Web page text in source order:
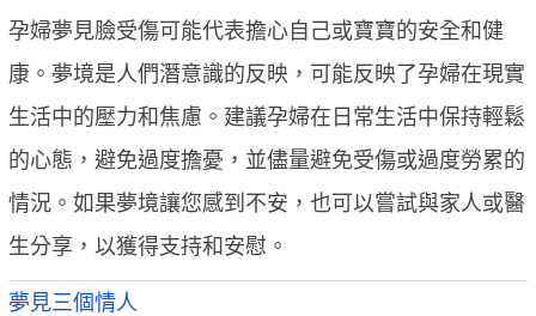
孕婦夢見臉受傷可能代表擔心自己或寶寶的安全和健
康。夢境是人們潛意識的反映，可能反映了孕婦在現實
生活中的壓力和焦慮。建議孕婦在日常生活中保持輕鬆
的心態，避免過度擔憂，並儘量避免受傷或過度勞累的
情況。如果夢境讓您感到不安，也可以嘗試與家人或醫
生分享，以獲得支持和安慰。
夢見三個情人